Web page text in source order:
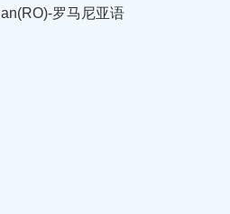
罗马尼亚语